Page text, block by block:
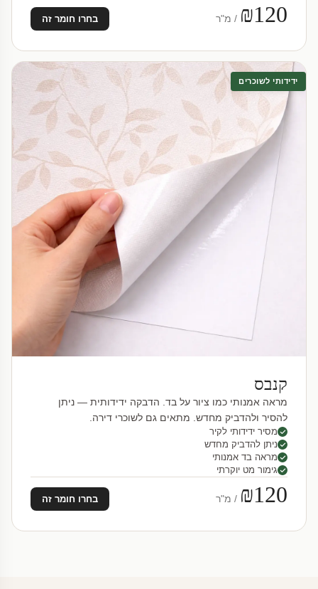
₪120 / מ"ר בחרו חומר זה
ידידותי לשוכרים
קנבס
מראה אמנותי כמו ציור על בד. הדבקה ידידותית — ניתן
להסיר ולהדביק מחדש. מתאים גם לשוכרי דירה.
מסיר ידידותי לקיר
ניתן להדביק מחדש
מראה בד אמנותי
גימור מט יוקרתי
₪120 / מ"ר בחרו חומר זה